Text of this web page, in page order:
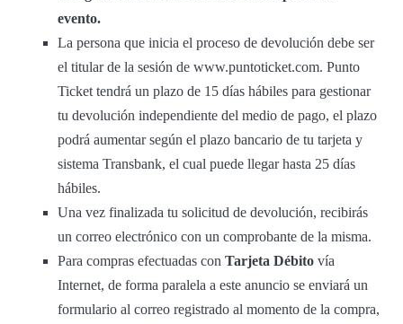
evento.
La persona que inicia el proceso de devolución debe ser
el titular de la sesión de www.puntoticket.com. Punto
Ticket tendrá un plazo de 15 días hábiles para gestionar
tu devolución independiente del medio de pago, el plazo
podrá aumentar según el plazo bancario de tu tarjeta y
sistema Transbank, el cual puede llegar hasta 25 días
hábiles.
Una vez finalizada tu solicitud de devolución, recibirás
un correo electrónico con un comprobante de la misma.
Para compras efectuadas con Tarjeta Débito vía
Internet, de forma paralela a este anuncio se enviará un
formulario al correo registrado al momento de la compra,